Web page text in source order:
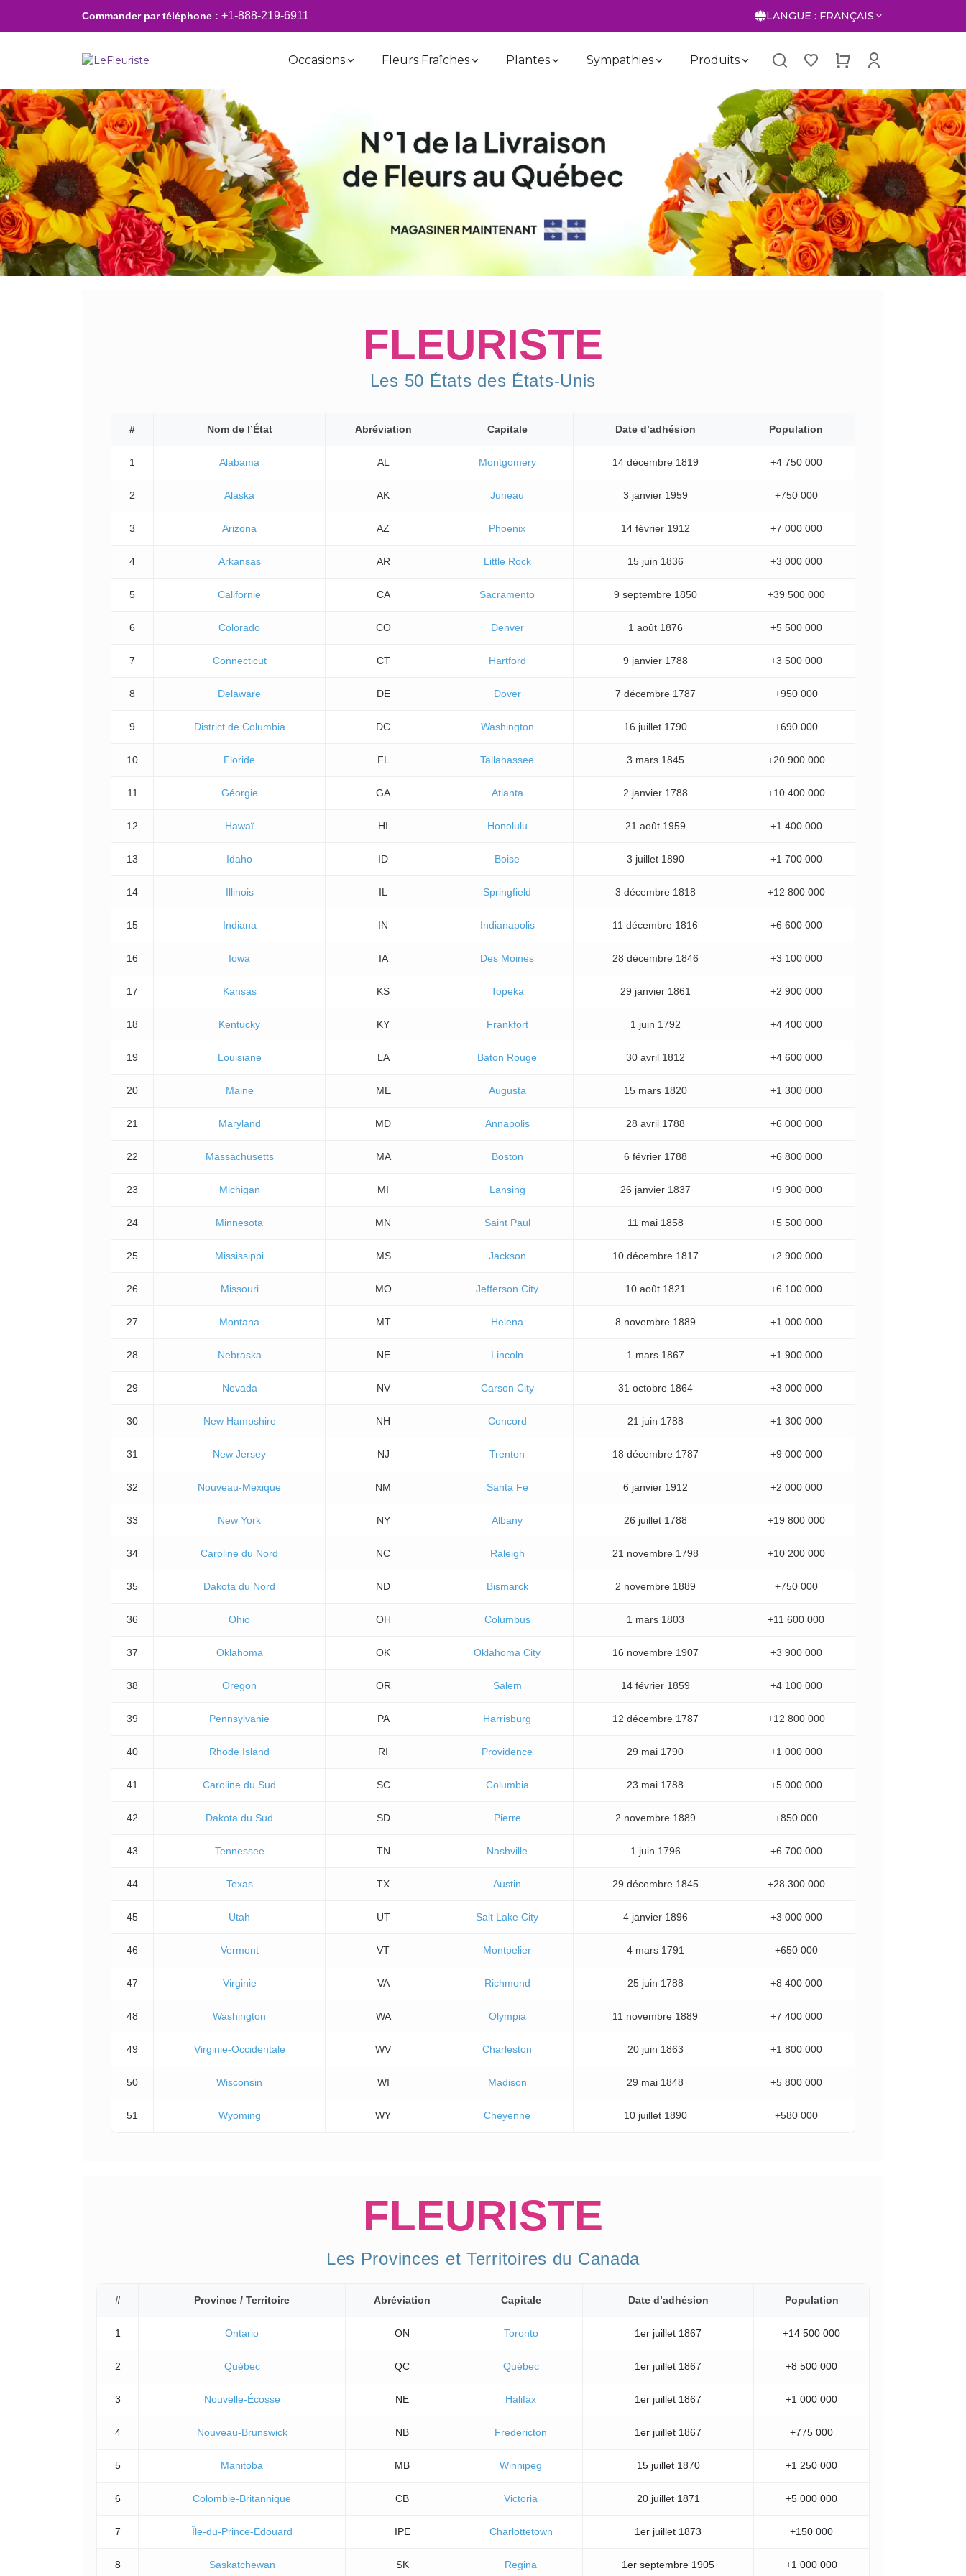
Commander par téléphone : +1-888-219-6911 LANGUE : FRANÇAIS
Occasions Fleurs Fraîches Plantes Sympathies Produits
FLEURISTE
Les 50 États des États-Unis
# Nom de l’État Abréviation Capitale Date d’adhésion Population
1 Alabama AL Montgomery 14 décembre 1819 +4 750 000
2 Alaska AK Juneau 3 janvier 1959 +750 000
3 Arizona AZ Phoenix 14 février 1912 +7 000 000
4 Arkansas AR Little Rock 15 juin 1836 +3 000 000
5 Californie CA Sacramento 9 septembre 1850 +39 500 000
6 Colorado CO Denver 1 août 1876 +5 500 000
7 Connecticut CT Hartford 9 janvier 1788 +3 500 000
8 Delaware DE Dover 7 décembre 1787 +950 000
9 District de Columbia DC Washington 16 juillet 1790 +690 000
10 Floride FL Tallahassee 3 mars 1845 +20 900 000
11 Géorgie GA Atlanta 2 janvier 1788 +10 400 000
12 Hawaï HI Honolulu 21 août 1959 +1 400 000
13 Idaho ID Boise 3 juillet 1890 +1 700 000
14 Illinois IL Springfield 3 décembre 1818 +12 800 000
15 Indiana IN Indianapolis 11 décembre 1816 +6 600 000
16 Iowa IA Des Moines 28 décembre 1846 +3 100 000
17 Kansas KS Topeka 29 janvier 1861 +2 900 000
18 Kentucky KY Frankfort 1 juin 1792 +4 400 000
19 Louisiane LA Baton Rouge 30 avril 1812 +4 600 000
20 Maine ME Augusta 15 mars 1820 +1 300 000
21 Maryland MD Annapolis 28 avril 1788 +6 000 000
22 Massachusetts MA Boston 6 février 1788 +6 800 000
23 Michigan MI Lansing 26 janvier 1837 +9 900 000
24 Minnesota MN Saint Paul 11 mai 1858 +5 500 000
25 Mississippi MS Jackson 10 décembre 1817 +2 900 000
26 Missouri MO Jefferson City 10 août 1821 +6 100 000
27 Montana MT Helena 8 novembre 1889 +1 000 000
28 Nebraska NE Lincoln 1 mars 1867 +1 900 000
29 Nevada NV Carson City 31 octobre 1864 +3 000 000
30 New Hampshire NH Concord 21 juin 1788 +1 300 000
31 New Jersey NJ Trenton 18 décembre 1787 +9 000 000
32 Nouveau-Mexique NM Santa Fe 6 janvier 1912 +2 000 000
33 New York NY Albany 26 juillet 1788 +19 800 000
34 Caroline du Nord NC Raleigh 21 novembre 1798 +10 200 000
35 Dakota du Nord ND Bismarck 2 novembre 1889 +750 000
36 Ohio OH Columbus 1 mars 1803 +11 600 000
37 Oklahoma OK Oklahoma City 16 novembre 1907 +3 900 000
38 Oregon OR Salem 14 février 1859 +4 100 000
39 Pennsylvanie PA Harrisburg 12 décembre 1787 +12 800 000
40 Rhode Island RI Providence 29 mai 1790 +1 000 000
41 Caroline du Sud SC Columbia 23 mai 1788 +5 000 000
42 Dakota du Sud SD Pierre 2 novembre 1889 +850 000
43 Tennessee TN Nashville 1 juin 1796 +6 700 000
44 Texas TX Austin 29 décembre 1845 +28 300 000
45 Utah UT Salt Lake City 4 janvier 1896 +3 000 000
46 Vermont VT Montpelier 4 mars 1791 +650 000
47 Virginie VA Richmond 25 juin 1788 +8 400 000
48 Washington WA Olympia 11 novembre 1889 +7 400 000
49 Virginie-Occidentale WV Charleston 20 juin 1863 +1 800 000
50 Wisconsin WI Madison 29 mai 1848 +5 800 000
51 Wyoming WY Cheyenne 10 juillet 1890 +580 000
FLEURISTE
Les Provinces et Territoires du Canada
# Province / Territoire Abréviation Capitale Date d’adhésion Population
1 Ontario ON Toronto 1er juillet 1867 +14 500 000
2 Québec QC Québec 1er juillet 1867 +8 500 000
3 Nouvelle-Écosse NE Halifax 1er juillet 1867 +1 000 000
4 Nouveau-Brunswick NB Fredericton 1er juillet 1867 +775 000
5 Manitoba MB Winnipeg 15 juillet 1870 +1 250 000
6 Colombie-Britannique CB Victoria 20 juillet 1871 +5 000 000
7 Île-du-Prince-Édouard IPE Charlottetown 1er juillet 1873 +150 000
8 Saskatchewan SK Regina 1er septembre 1905 +1 000 000